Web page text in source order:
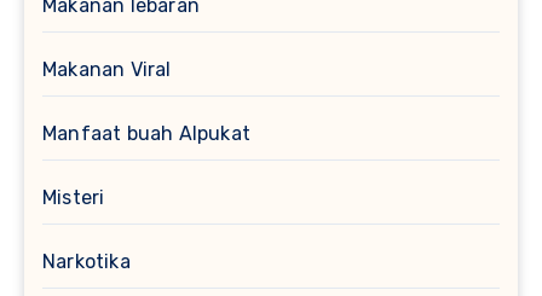
Makanan lebaran
Makanan Viral
Manfaat buah Alpukat
Misteri
Narkotika